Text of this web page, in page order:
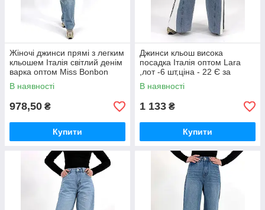
Жіночі джинси прямі з легким
кльошем Італія світлий денім
варка оптом Miss Bonbon
,лот -10 шт,ціна - 19 Є за
одиницю.
В наявності
978,50 ₴
Купити
Джинси кльош висока
посадка Італія оптом Lara
,лот -6 шт,ціна - 22 Є за
одиницю.
В наявності
1 133 ₴
Купити